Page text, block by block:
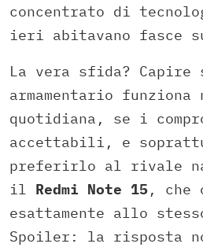
concentrato di
ieri abitavano fasce
La vera sfida? Capire
armamentario
quotidiana, se i
accettabili, e
preferirlo al rivale
il Redmi Note 15, che
esattamente allo
Spoiler: la risposta